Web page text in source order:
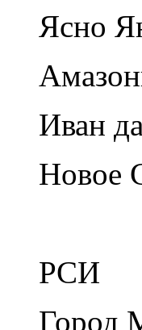
Ясно
Иван
Новое
РСИ
Город